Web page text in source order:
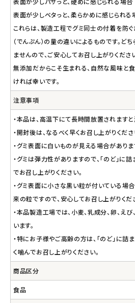
表面が少しベタっと、柔らかめに感じられる
これらは、製造工程でグミ同士の付着を防
（でんぷん）の量の違いによるものです。ど
ませんので、ご安心してお召し上がりくださ
無添加だからこそ生まれる、自然な風味と
ければ幸いです。
注意事項
・本品は、高温下にて長時間放置されます
・開封後は、なるべく早くお召し上がりくださ
・グミ表面に白いものが見える場合がありま
・グミは弾力性がありますので、「のど」に
でお召し上がりください。
・グミ表面に小さな黒い粒が付いている場
来の粒ですので、安心してお召し上がりくだ
・本品製造工場では、小麦、乳成分、卵、え
います。
・特にお子様やご高齢の方は、「のど」に詰
く噛んでお召し上がりください。
商品区分
食品